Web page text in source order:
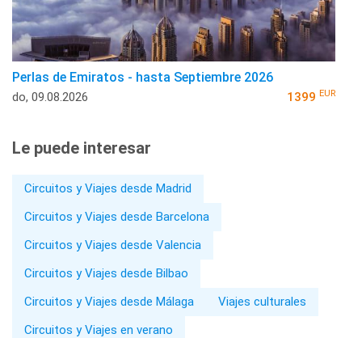
Perlas de Emiratos - hasta Septiembre 2026
do, 09.08.2026 1399 EUR
Le puede interesar
Circuitos y Viajes desde Madrid
Circuitos y Viajes desde Barcelona
Circuitos y Viajes desde Valencia
Circuitos y Viajes desde Bilbao
Circuitos y Viajes desde Málaga
Viajes culturales
Circuitos y Viajes en verano